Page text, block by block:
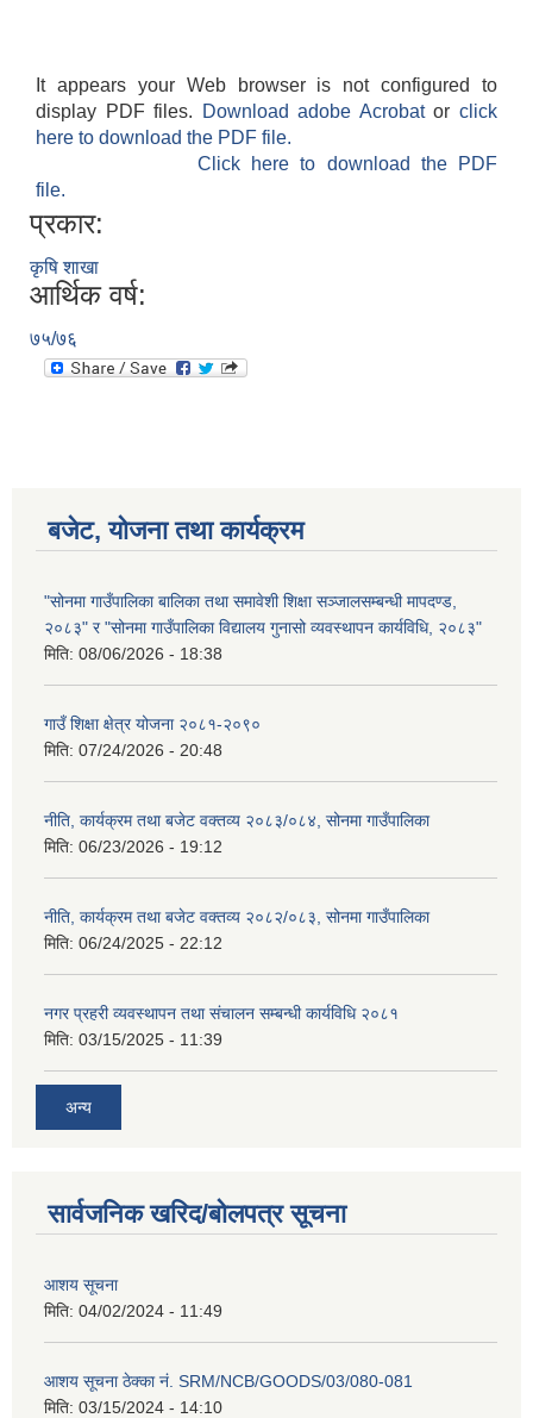
It appears your Web browser is not configured to
display PDF files.
Download adobe Acrobatorclick
here to download the PDF file.
Click here to download the PDF
file.
प्रकार:
कृषि शाखा
आर्थिक वर्ष:
७५/७६
बजेट, योजना तथा कार्यक्रम
"सोनमा गाउँपालिका बालिका तथा समावेशी शिक्षा सञ्जालसम्बन्धी मापदण्ड,
२०८३" र "सोनमा गाउँपालिका विद्यालय गुनासो व्यवस्थापन कार्यविधि, २०८३"
मिति: 08/06/2026 - 18:38
गाउँ शिक्षा क्षेत्र योजना २०८१-२०९०
मिति: 07/24/2026 - 20:48
नीति, कार्यक्रम तथा बजेट वक्तव्य २०८३/०८४, सोनमा गाउँपालिका
मिति: 06/23/2026 - 19:12
नीति, कार्यक्रम तथा बजेट वक्तव्य २०८२/०८३, सोनमा गाउँपालिका
मिति: 06/24/2025 - 22:12
नगर प्रहरी व्यवस्थापन तथा संचालन सम्बन्धी कार्यविधि २०८१
मिति: 03/15/2025 - 11:39
अन्य
सार्वजनिक खरिद/बोलपत्र सूचना
आशय सूचना
मिति: 04/02/2024 - 11:49
आशय सूचना ठेक्का नं. SRM/NCB/GOODS/03/080-081
मिति: 03/15/2024 - 14:10